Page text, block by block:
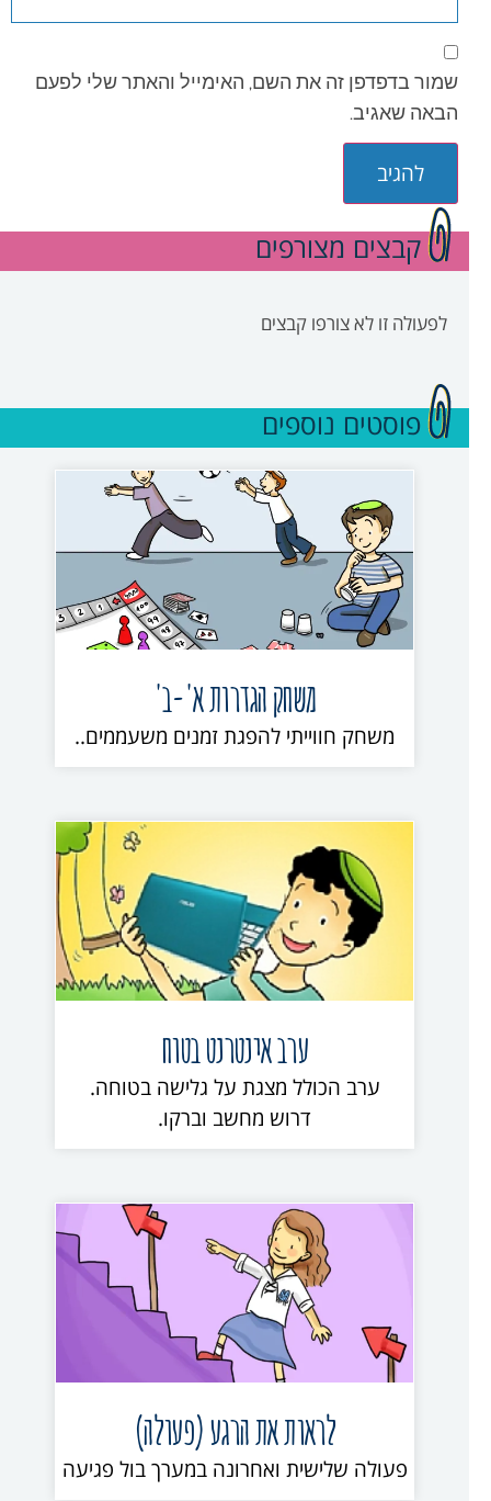
שמור בדפדפן זה את השם, האימייל והאתר שלי לפעם
הבאה שאגיב.
קבצים מצורפים
לפעולה זו לא צורפו קבצים
פוסטים נוספים
משחק הגדרות א'-ב'
משחק חווייתי להפגת זמנים משעממים..
ערב אינטרנט בטוח
ערב הכולל מצגת על גלישה בטוחה.
דרוש מחשב וברקו.
לראות את הרגע (פעולה)
פעולה שלישית ואחרונה במערך בול פגיעה